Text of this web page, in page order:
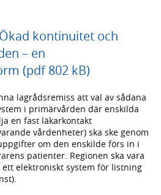
kontinuitet och
– en
(pdf 802 kB)
lagrådsremiss att val av sådana
i primärvården där enskilda
en fast läkarkontakt
vårdenheter) ska ske genom
om den enskilde förs in i
patienter. Regionen ska vara
elektroniskt system för listning